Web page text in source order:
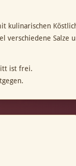
kulinarischen
Salze
ist frei.